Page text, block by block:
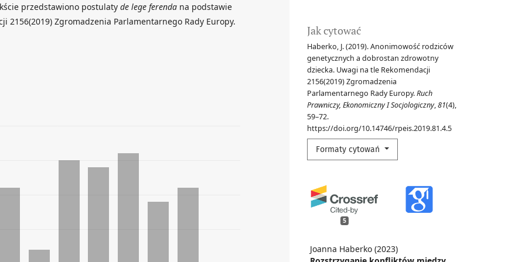
Jak cytować
Haberko, J. (2019). Anonimowość rodziców
genetycznych a dobrostan zdrowotny
dziecka. Uwagi na tle Rekomendacji
2156(2019) Zgromadzenia
Parlamentarnego Rady Europy.Ruch
Prawniczy, Ekonomiczny I Socjologiczny,81(4),
59–72.
https://doi.org/10.14746/rpeis.2019.81.4.5
Formaty cytowań
5
Joanna Haberko (2023)
przedstawiono postulaty de lege ferenda na podstawie
2156(2019) Zgromadzenia Parlamentarnego Rady Europy.